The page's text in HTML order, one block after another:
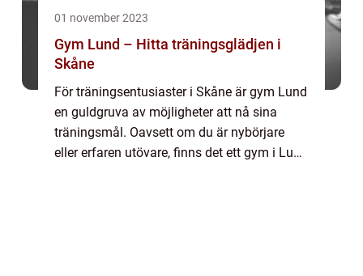
01 november 2023
Gym Lund – Hitta träningsglädjen i
Skåne
För träningsentusiaster i Skåne är gym Lund
en guldgruva av möjligheter att nå sina
träningsmål. Oavsett om du är nybörjare
eller erfaren utövare, finns det ett gym i Lund